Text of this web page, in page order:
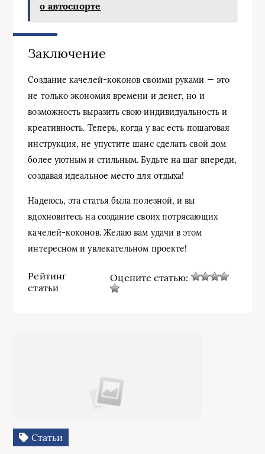
о автоспорте
Заключение
Создание качелей-коконов своими руками — это
не только экономия времени и денег, но и
возможность выразить свою индивидуальность и
креативность. Теперь, когда у вас есть пошаговая
инструкция, не упустите шанс сделать свой дом
более уютным и стильным. Будьте на шаг впереди,
создавая идеальное место для отдыха!
Надеюсь, эта статья была полезной, и вы
вдохновитесь на создание своих потрясающих
качелей-коконов. Желаю вам удачи в этом
интересном и увлекательном проекте!
Рейтинг
статьи
Оцените статью:
Статьи